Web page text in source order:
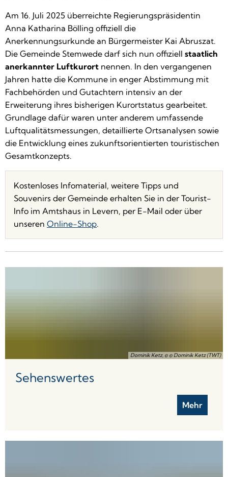
Am 16. Juli 2025 überreichte Regierungspräsidentin
Anna Katharina Bölling offiziell die
Anerkennungsurkunde an Bürgermeister Kai Abruszat.
Die Gemeinde Stemwede darf sich nun offiziell staatlich
anerkannter Luftkurort nennen. In den vergangenen
Jahren hatte die Kommune in enger Abstimmung mit
Fachbehörden und Gutachtern intensiv an der
Erweiterung ihres bisherigen Kurortstatus gearbeitet.
Grundlage dafür waren unter anderem umfassende
Luftqualitätsmessungen, detaillierte Ortsanalysen sowie
die Entwicklung eines zukunftsorientierten touristischen
Gesamtkonzepts.
Kostenloses Infomaterial, weitere Tipps und
Souvenirs der Gemeinde erhalten Sie in der Tourist-
Info im Amtshaus in Levern, per E-Mail oder über
unseren Online-Shop.
Dominik Ketz, © © Dominik Ketz (TWT)
Sehenswertes
Mehr